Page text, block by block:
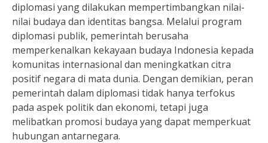
diplomasi yang dilakukan mempertimbangkan nilai-
nilai budaya dan identitas bangsa. Melalui program
diplomasi publik, pemerintah berusaha
memperkenalkan kekayaan budaya Indonesia kepada
komunitas internasional dan meningkatkan citra
positif negara di mata dunia. Dengan demikian, peran
pemerintah dalam diplomasi tidak hanya terfokus
pada aspek politik dan ekonomi, tetapi juga
melibatkan promosi budaya yang dapat memperkuat
hubungan antarnegara.